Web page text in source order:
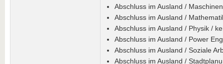
Abschluss im Ausland /
Abschluss im Ausland /
Abschluss im Ausland / Physik /
Abschluss im Ausland / Power
Abschluss im Ausland / Soziale
Abschluss im Ausland /